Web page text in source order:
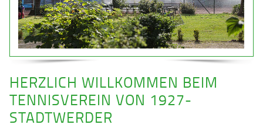
HERZLICH WILLKOMMEN BEIM
TENNISVEREIN VON 1927-
STADTWERDER